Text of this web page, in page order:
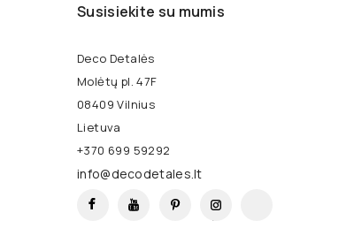
Susisiekite su mumis
Deco Detalės
Molėtų pl. 47F
08409 Vilnius
Lietuva
+370 699 59292
info@decodetales.lt
FacebookYouTube Pinterest